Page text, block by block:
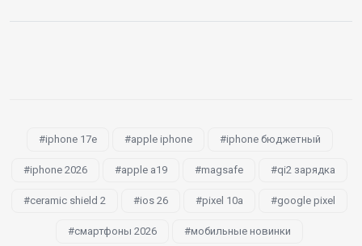
iphone 17e apple iphone iphone бюджетный
iphone 2026 apple a19 magsafe qi2 зарядка
ceramic shield 2 ios 26 pixel 10a google pixel
смартфоны 2026 мобильные новинки